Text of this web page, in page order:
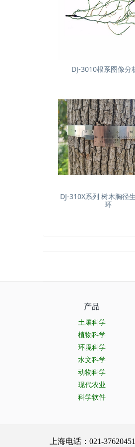
DJ-3010根系图像分
DJ-310X系列 树木胸径
环
产品
土壤科学
植物科学
环境科学
水文科学
动物科学
现代农业
科学软件
上海电话：021-